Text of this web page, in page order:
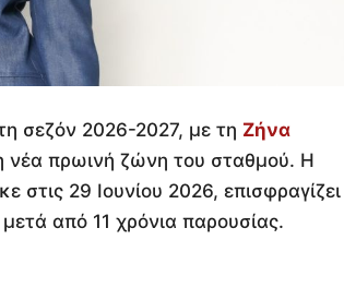
σεζόν 2026-2027, με τη Ζήνα
νέα πρωινή ζώνη του σταθμού. Η
29 Ιουνίου 2026,
από 11 χρόνια παρουσίας.